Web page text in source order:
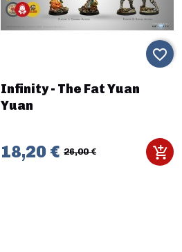
Infinity - The Fat Yuan
Yuan
18,20 € 26,00 €
favorite_border